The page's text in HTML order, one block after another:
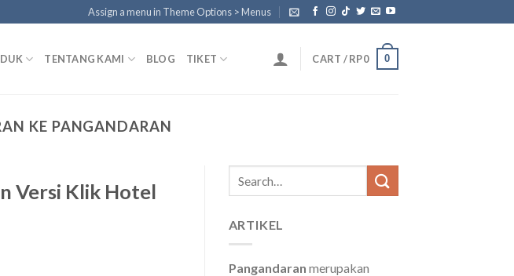
Assign a menu in Theme Options > Menus
TENTANG KAMI BLOG TIKET CART /RP0 0
KE PANGANDARAN
Versi Klik Hotel
ARTIKEL
Pangandaran merupakan